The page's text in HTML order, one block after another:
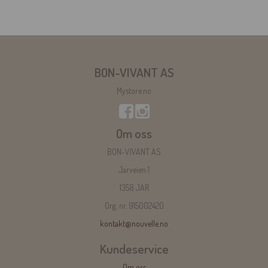
BON-VIVANT AS
Mystore.no
Om oss
BON-VIVANT AS
Jarveien 1
1358 JAR
Org. nr. 915002420
kontakt@nouvelle.no
Kundeservice